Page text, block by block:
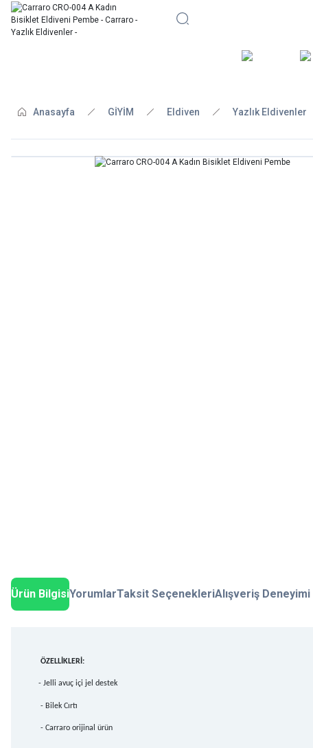
BİSİKLET
Anasayfa GİYİM Eldiven Yazlık Eldivenler
Ürün BilgisiYorumlarTaksit SeçenekleriAlışveriş Deneyimi
ÖZELLİKLERİ:
- Jelli avuç içi jel destek
- Bilek Cırtı
- Carraro orijinal ürün